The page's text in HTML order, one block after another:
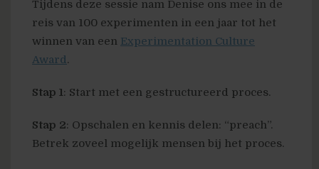
Tijdens deze sessie nam Denise ons mee in de
reis van 100 experimenten in een jaar tot het
winnen van een Experimentation Culture
Award.
Stap 1: Start met een gestructureerd proces.
Stap 2: Opschalen en kennis delen: “preach”.
Betrek zoveel mogelijk mensen bij het proces.